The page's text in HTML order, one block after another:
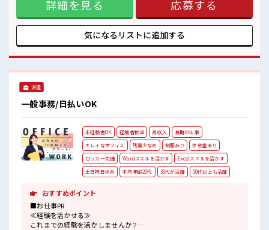
持ち物が多いあなたにもぴったり☆
ロッカー付き職場♪
場合によってはお願いすることもありますが、 残業はほとん
どナシ！ ≪完全週休二日制≫ 週末は家族や友人と一緒にプラ
イベート満喫！ ≪ヘアカラーOKで自由な雰囲気の職場≫ 明
るすぎたり奇抜でなければ基本的に自由！ (規定有) ■職場の
雰囲気 髪型・髪色自由♪ 派手過ぎなければOKだから、 モチ
持ち物が多いあなたにもぴったり☆ ロッカー付き職場♪
詳細を見る 応募する
気になるリストに追加する
派遣
一般事務/日払いOK
未経験者OK 経験者歓迎 高収入
長期の仕事
キレイなオフィス
残業少なめ 制服あり
休憩室あり
ロッカー完備
Wordスキルを活かす
Excelスキルを活かす
土日祝日休み
平均年齢20代 30代が活躍 50代以上も活躍
おすすめポイント
■お仕事PR
≪経験を活かせる≫
これまでの経験を活かしませんか？